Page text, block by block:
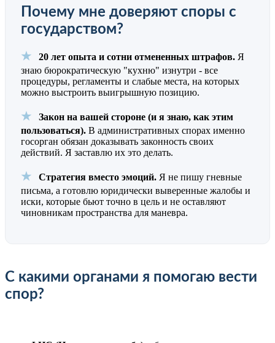
Почему мне доверяют споры с
государством?
★ 20 лет опыта и сотни отмененных штрафов. Я
знаю бюрократическую "кухню" изнутри - все
процедуры, регламенты и слабые места, на которых
можно выстроить выигрышную позицию.
★
Закон на вашей стороне (и я знаю, как этим
пользоваться). В административных спорах именно
госорган обязан доказывать законность своих
действий. Я заставлю их это делать.
★ Стратегия вместо эмоций. Я не пишу гневные
письма, а готовлю юридически выверенные жалобы и
иски, которые бьют точно в цель и не оставляют
чиновникам пространства для маневра.
С какими органами я помогаю вести
спор?